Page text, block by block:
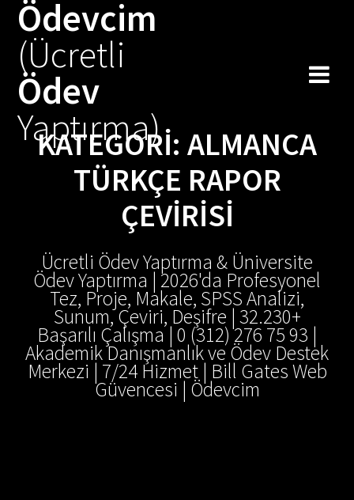
Ödevcim
(Ücretli
Ödev
Yaptırma)
KATEGORI: ALMANCA
TÜRKÇE RAPOR
ÇEVIRISI
Ücretli Ödev Yaptırma & Üniversite
Ödev Yaptırma | 2026'da Profesyonel
Tez, Proje, Makale, SPSS Analizi,
Sunum, Çeviri, Deşifre | 32.230+
Başarılı Çalışma | 0 (312) 276 75 93 |
Akademik Danışmanlık ve Ödev Destek
Merkezi | 7/24 Hizmet | Bill Gates Web
Güvencesi | Ödevcim